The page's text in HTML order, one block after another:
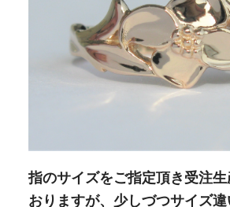
指のサイズをご指定頂き受注
おりますが、少しづつサイズ